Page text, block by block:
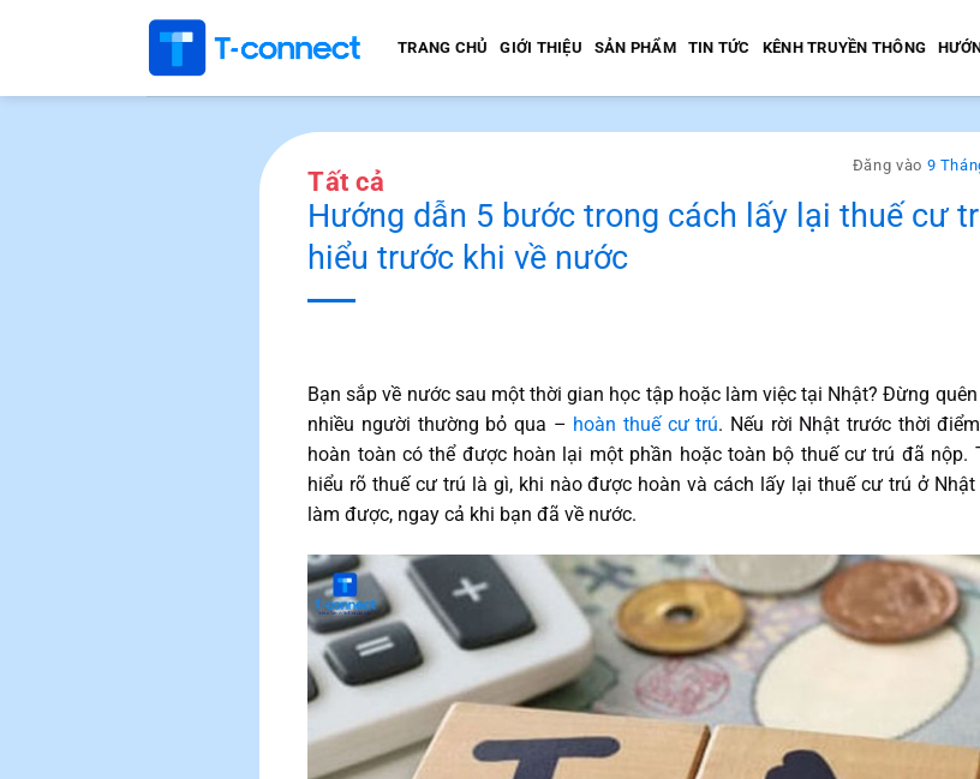
dung
TRANG CHỦ GIỚI THIỆU SẢN PHẨM TIN TỨC KÊNH TRUYỀN THÔNG
Tất cả
Hướng dẫn 5 bước trong cách lấy lại thuế cư
hiểu trước khi về nước
Đăng vào 9
Bạn sắp về nước sau một thời gian học tập hoặc làm việc tại Nhật? Đừng
nhiều người thường bỏ qua – hoàn thuế cư trú. Nếu rời Nhật trước thời
hoàn toàn có thể được hoàn lại một phần hoặc toàn bộ thuế cư trú đã nộp.
hiểu rõ thuế cư trú là gì, khi nào được hoàn và cách lấy lại thuế cư trú ở
làm được, ngay cả khi bạn đã về nước.